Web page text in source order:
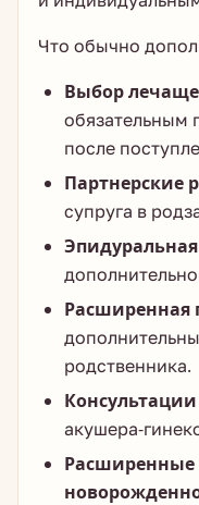
Что обычно
Выбор
обязательным
после
Партнерские
супруга в
Эпидуральная
Расширенная
родственника.
акушера-
Расширенные